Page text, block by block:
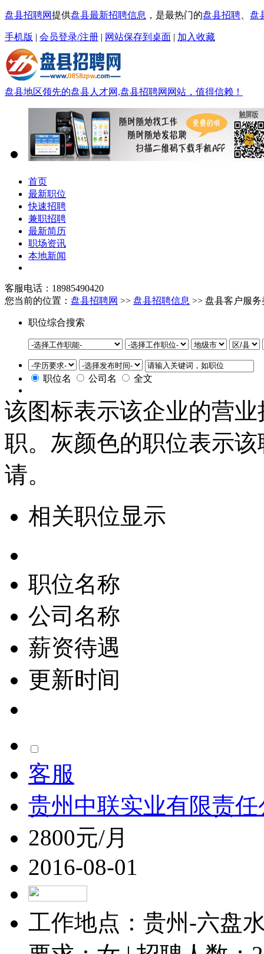
盘县招聘网提供盘县最新招聘信息 ，是最热门的盘县招聘 盘
手机版 | 会员登录/注册 | 网站保存到桌面 | 加入收藏
盘县地区领先的盘县人才网,盘县招聘网网站，值得信赖！
首页
最新职位
快速招聘
兼职招聘
最新简历
职场资讯
本地新闻
客服电话：18985490420
您当前的位置： 盘县招聘网 >> 盘县招聘信息 >> 盘县客户服
职位综合搜索
职位名 公司名 全文
该图标表示该企业的营
职。灰颜色的职位表示
请。
相关职位显示
职位名称
公司名称
薪资待遇
更新时间
客服
贵州中联实业有限责任
2800元/月
2016-08-01
工作地点：贵州-六盘